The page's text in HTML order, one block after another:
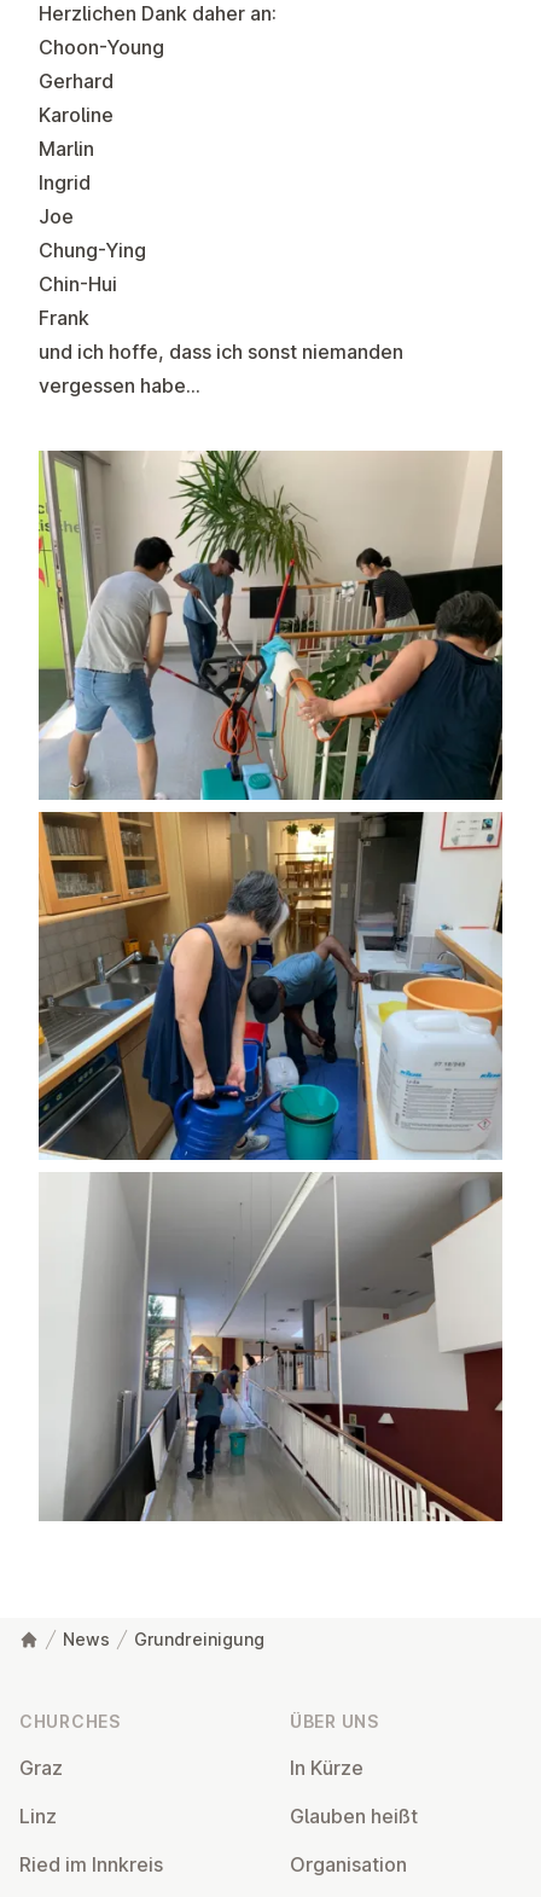
Herzlichen Dank daher an:
Choon-Young
Gerhard
Karoline
Marlin
Ingrid
Joe
Chung-Ying
Chin-Hui
Frank
und ich hoffe, dass ich sonst niemanden
vergessen habe...
News Grundreinigung
CHURCHES
Graz
Linz
Ried im Innkreis
ÜBER UNS
In Kürze
Glauben heißt
Or­gan­isa­tion